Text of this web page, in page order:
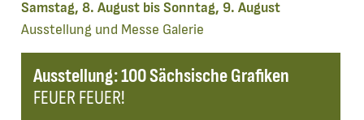
Ausstellung: 100 Sächsische Grafiken
FEUER FEUER!
Samstag, 8. August bis Sonntag, 9. August
Ausstellung und Messe Galerie